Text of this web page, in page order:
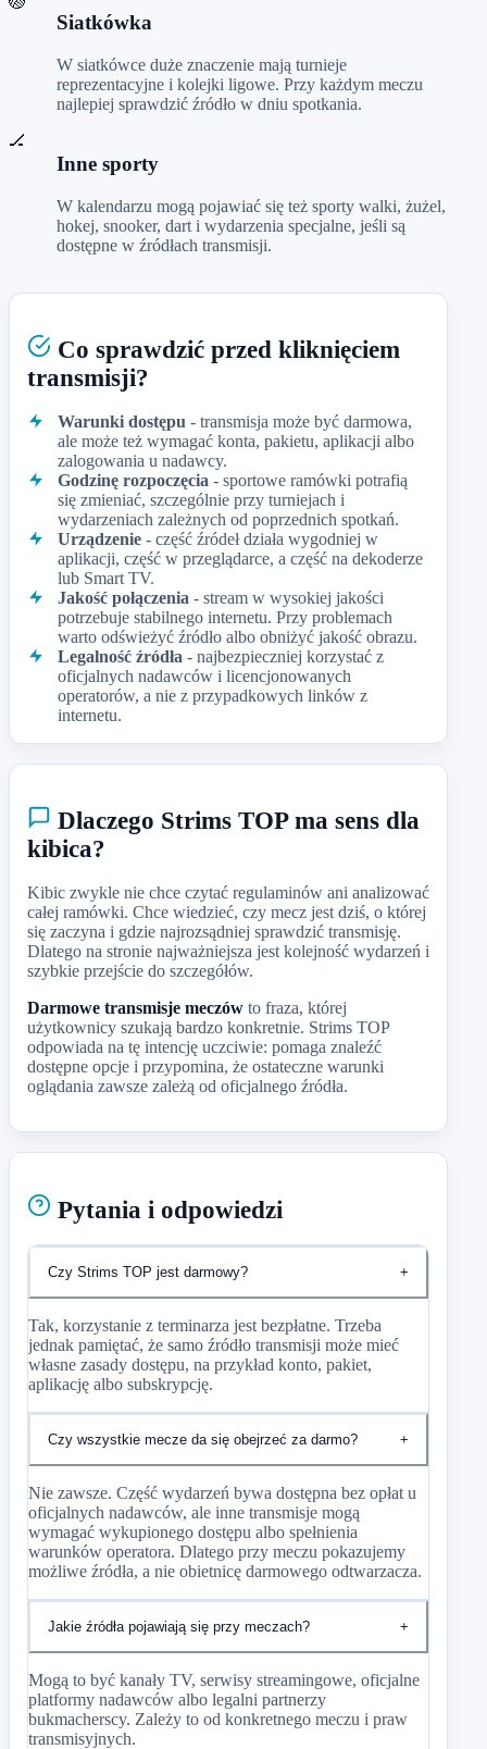
Siatkówka
W siatkówce duże znaczenie mają turnieje
reprezentacyjne i kolejki ligowe. Przy każdym meczu
najlepiej sprawdzić źródło w dniu spotkania.
🏒
Inne sporty
W kalendarzu mogą pojawiać się też sporty walki, żużel,
hokej, snooker, dart i wydarzenia specjalne, jeśli są
dostępne w źródłach transmisji.
Co sprawdzić przed kliknięciem
transmisji?
Warunki dostępu - transmisja może być darmowa,
ale może też wymagać konta, pakietu, aplikacji albo
zalogowania u nadawcy.
Godzinę rozpoczęcia - sportowe ramówki potrafią
się zmieniać, szczególnie przy turniejach i
wydarzeniach zależnych od poprzednich spotkań.
Urządzenie - część źródeł działa wygodniej w
aplikacji, część w przeglądarce, a część na dekoderze
lub Smart TV.
Jakość połączenia - stream w wysokiej jakości
potrzebuje stabilnego internetu. Przy problemach
warto odświeżyć źródło albo obniżyć jakość obrazu.
Legalność źródła - najbezpieczniej korzystać z
oficjalnych nadawców i licencjonowanych
operatorów, a nie z przypadkowych linków z
internetu.
Dlaczego Strims TOP ma sens dla
kibica?
Kibic zwykle nie chce czytać regulaminów ani analizować
całej ramówki. Chce wiedzieć, czy mecz jest dziś, o której
się zaczyna i gdzie najrozsądniej sprawdzić transmisję.
Dlatego na stronie najważniejsza jest kolejność wydarzeń i
szybkie przejście do szczegółów.
Darmowe transmisje meczów to fraza, której
użytkownicy szukają bardzo konkretnie. Strims TOP
odpowiada na tę intencję uczciwie: pomaga znaleźć
dostępne opcje i przypomina, że ostateczne warunki
oglądania zawsze zależą od oficjalnego źródła.
Pytania i odpowiedzi
Czy Strims TOP jest darmowy? +
Tak, korzystanie z terminarza jest bezpłatne. Trzeba
jednak pamiętać, że samo źródło transmisji może mieć
własne zasady dostępu, na przykład konto, pakiet,
aplikację albo subskrypcję.
Czy wszystkie mecze da się obejrzeć za darmo? +
Nie zawsze. Część wydarzeń bywa dostępna bez opłat u
oficjalnych nadawców, ale inne transmisje mogą
wymagać wykupionego dostępu albo spełnienia
warunków operatora. Dlatego przy meczu pokazujemy
możliwe źródła, a nie obietnicę darmowego odtwarzacza.
Jakie źródła pojawiają się przy meczach? +
Mogą to być kanały TV, serwisy streamingowe, oficjalne
platformy nadawców albo legalni partnerzy
bukmacherscy. Zależy to od konkretnego meczu i praw
transmisyjnych.